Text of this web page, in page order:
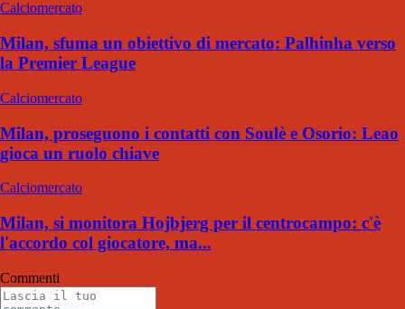
Calciomercato
Milan, sfuma un obiettivo di mercato: Palhinha verso
la Premier League
Calciomercato
Milan, proseguono i contatti con Soulè e Osorio: Leao
gioca un ruolo chiave
Calciomercato
Milan, si monitora Hojbjerg per il centrocampo: c'è
l'accordo col giocatore, ma...
Commenti